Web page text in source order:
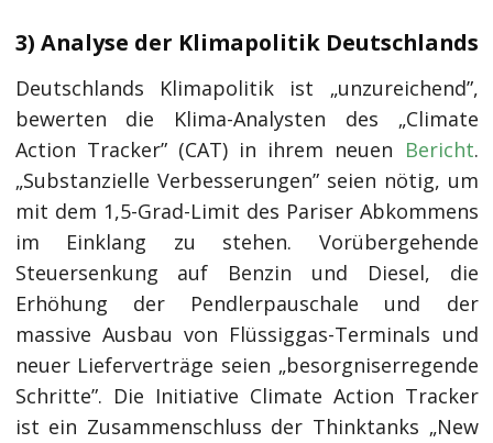
3) Analyse der Klimapolitik Deutschlands
Deutschlands Klimapolitik ist „unzureichend”,
bewerten die Klima-Analysten des „Climate
Action Tracker” (CAT) in ihrem neuen Bericht.
„Substanzielle Verbesserungen” seien nötig, um
mit dem 1,5-Grad-Limit des Pariser Abkommens
im Einklang zu stehen. Vorübergehende
Steuersenkung auf Benzin und Diesel, die
Erhöhung der Pendlerpauschale und der
massive Ausbau von Flüssiggas-Terminals und
neuer Lieferverträge seien „besorgniserregende
Schritte”. Die Initiative Climate Action Tracker
ist ein Zusammenschluss der Thinktanks „New